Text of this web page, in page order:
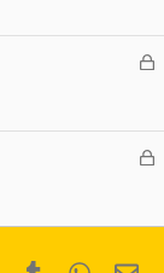
C
r
a
C
r